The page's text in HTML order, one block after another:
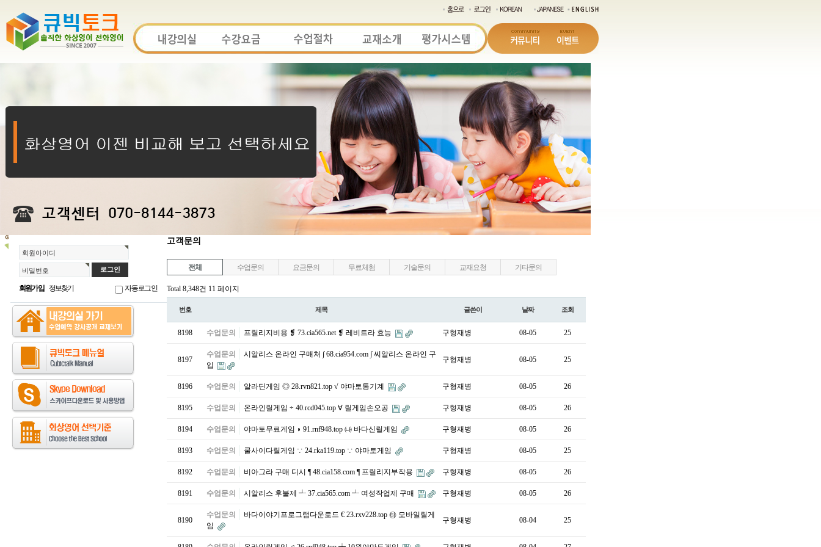
회원아이디
비밀번호
회원가입 정보찾기 자동로그인
고객문의
전체 수업문의 요금문의 무료체험 기술문의 교재요청 기타문의
Total 8,348건 11 페이지
번호 제목 글쓴이 날짜 조회
8198 수업문의 프릴리지비용 ❡ 73.cia565.net ❡ 레비트라 효능 구형재병 08-05 25
8197
수업문의
시알리스 온라인 구매처 ∫ 68.cia954.com ∫ 씨알리스 온라인 구
입
구형재병 08-05 25
8196 수업문의 알라딘게임 ◎ 28.rvn821.top √ 야마토통기계 구형재병 08-05 26
8195 수업문의 온라인릴게임 ÷ 40.rcd045.top ∀ 릴게임손오공 구형재병 08-05 26
8194 수업문의 야마토무료게임 ◗ 91.rnf948.top ㈏ 바다신릴게임 구형재병 08-05 26
8193 수업문의 쿨사이다릴게임 ∵ 24.rka119.top ∵ 야마토게임 구형재병 08-05 25
8192 수업문의 비아그라 구매 디시 ¶ 48.cia158.com ¶ 프릴리지부작용 구형재병 08-05 26
8191 수업문의 시알리스 후불제 ┵ 37.cia565.com ┵ 여성작업제 구매 구형재병 08-05 26
8190
수업문의
바다이야기프로그램다운로드 € 23.rxv228.top ㉹ 모바일릴게
임
구형재병 08-04 25